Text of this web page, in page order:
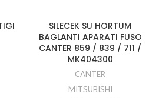
SILECEK SU HORTUM
BAGLANTI APARATI FUSO
CANTER 859 / 839 / 711 /
MK404300
CANTER
MITSUBISHI